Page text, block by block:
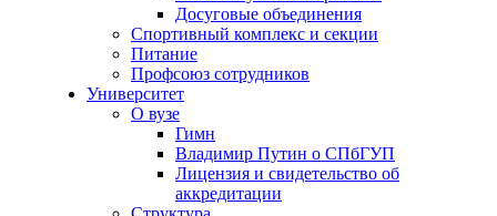
Досуговые объединения
Спортивный комплекс и секции
Питание
Профсоюз сотрудников
Университет
О вузе
Гимн
Владимир Путин о СПбГУП
Лицензия и свидетельство об
аккредитации